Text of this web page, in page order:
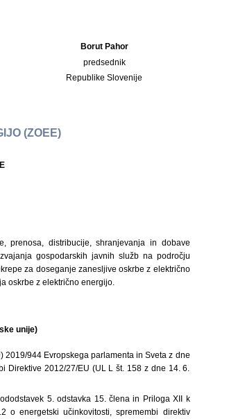
Borut Pahor
predsednik
Republike Slovenije
(ZOEE)
prenosa, distribucije, shranjevanja in dobave
gospodarskih javnih služb na področju
za doseganje zanesljive oskrbe z električno
oskrbe z električno energijo.
unije)
2019/944 Evropskega parlamenta in Sveta z dne
2012/27/EU (UL L št. 158 z dne 14. 6.
5. odstavka 15. člena in Priloga XII k
o energetski učinkovitosti, spremembi direktiv